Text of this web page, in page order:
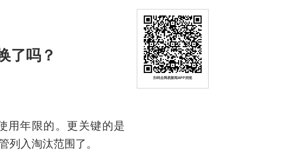
了吗？
用年限的。更关键的是
入淘汰范围了。
扫码去网易新闻APP浏览